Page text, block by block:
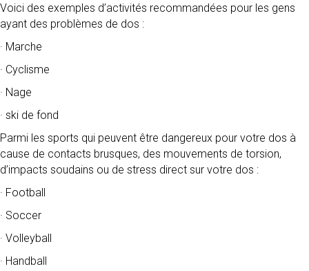
Voici des exemples d’activités recommandées pour les gens
ayant des problèmes de dos :
· Marche
· Cyclisme
· Nage
· ski de fond
Parmi les sports qui peuvent être dangereux pour votre dos à
cause de contacts brusques, des mouvements de torsion,
d’impacts soudains ou de stress direct sur votre dos :
· Football
· Soccer
· Volleyball
· Handball